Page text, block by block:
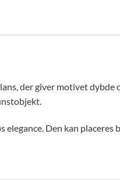
der giver motivet dybde
Den kan